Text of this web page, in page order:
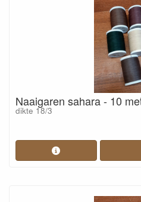
Naaigaren sahara - 10
dikte 18/3